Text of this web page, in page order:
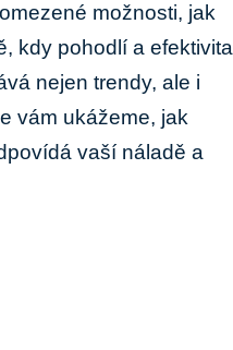
možnosti, jak
kdy⁤ pohodlí a efektivita
nejen trendy, ale i⁤
vám ukážeme, jak
vaší náladě ‌a